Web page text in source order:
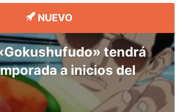
NUEVO
tendrá
a inicios del